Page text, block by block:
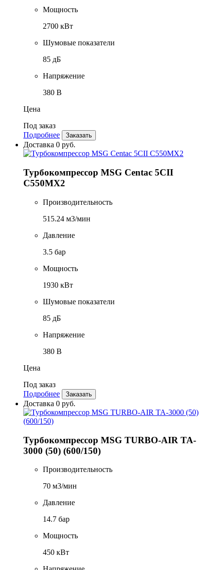
Мощность
2700 кВт
Шумовые показатели
85 дБ
Напряжение
380 В
Цена
Под заказ
Подробнее
Заказать
Доставка 0 руб.
Турбокомпрессор MSG Centac 5CII
C550MX2
Производительность
515.24 м3/мин
Давление
3.5 бар
Мощность
1930 кВт
Шумовые показатели
85 дБ
Напряжение
380 В
Цена
Под заказ
Подробнее
Заказать
Доставка 0 руб.
Турбокомпрессор MSG TURBO-AIR TA-
3000 (50) (600/150)
Производительность
70 м3/мин
Давление
14.7 бар
Мощность
450 кВт